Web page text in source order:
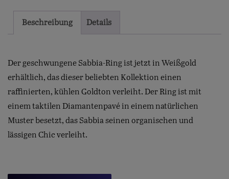
Beschreibung Details
Der geschwungene Sabbia-Ring ist jetzt in Weißgold
erhältlich, das dieser beliebten Kollektion einen
raffinierten, kühlen Goldton verleiht. Der Ring ist mit
einem taktilen Diamantenpavé in einem natürlichen
Muster besetzt, das Sabbia seinen organischen und
lässigen Chic verleiht.